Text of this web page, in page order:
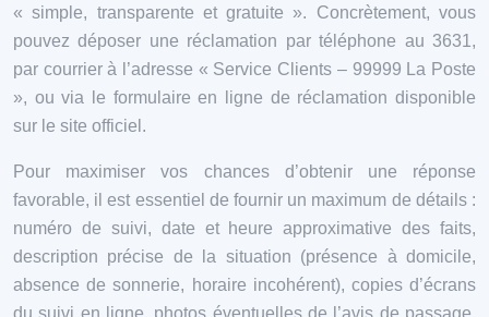
« simple, transparente et gratuite ». Concrètement, vous
pouvez déposer une réclamation par téléphone au 3631,
par courrier à l’adresse « Service Clients – 99999 La Poste
», ou via le formulaire en ligne de réclamation disponible
sur le site officiel.
Pour maximiser vos chances d’obtenir une réponse
favorable, il est essentiel de fournir un maximum de détails :
numéro de suivi, date et heure approximative des faits,
description précise de la situation (présence à domicile,
absence de sonnerie, horaire incohérent), copies d’écrans
du suivi en ligne, photos éventuelles de l’avis de passage.